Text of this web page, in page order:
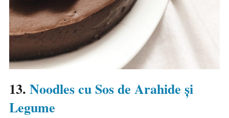
13. Noodles cu Sos de Arahide și
Legume